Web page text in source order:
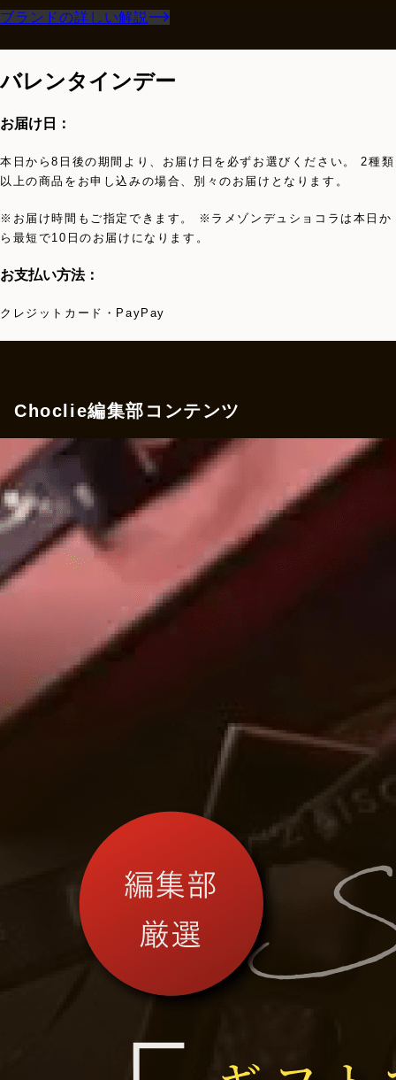
ブランドの詳しい解説
バレンタインデー
お届け日：
本日から8日後の期間より、お届け日を必ずお選びください。 2種類
以上の商品をお申し込みの場合、別々のお届けとなります。
※お届け時間もご指定できます。 ※ラメゾンデュショコラは本日か
ら最短で10日のお届けになります。
お支払い方法：
クレジットカード・PayPay
Choclie編集部コンテンツ